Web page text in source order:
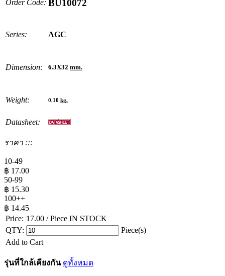
Order Code: BU10072
Series: AGC
Dimension: 6.3X32 mm.
Weight: 0.10 kg.
Datasheet:
ราคา :::
10-49
฿ 17.00
50-99
฿ 15.30
100++
฿ 14.45
Price: 17.00 / Piece IN STOCK
QTY:
Piece(s)
Add to Cart
รุ่นที่ใกล้เคียงกัน ดูทั้งหมด